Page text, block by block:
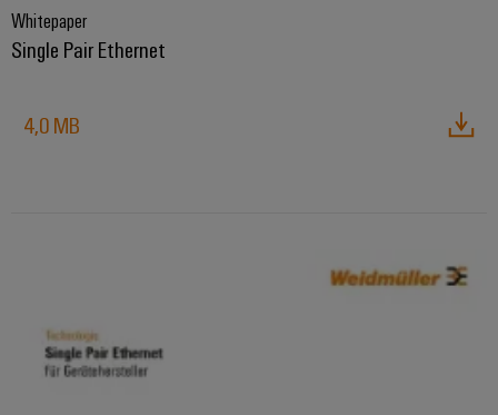
Whitepaper
Single Pair Ethernet
4,0 MB